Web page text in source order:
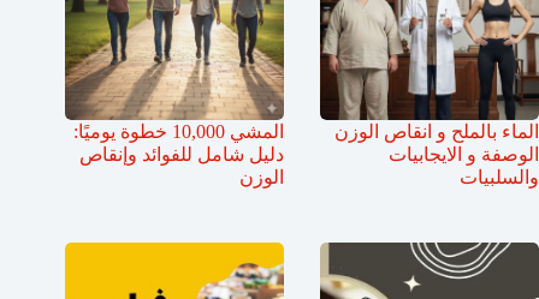
الماء بالملح و انقاص الوزن
الوصفة و الايجابيات
والسلبيات
المشي 10,000 خطوة يوميًا:
دليل شامل للفوائد وإنقاص
الوزن